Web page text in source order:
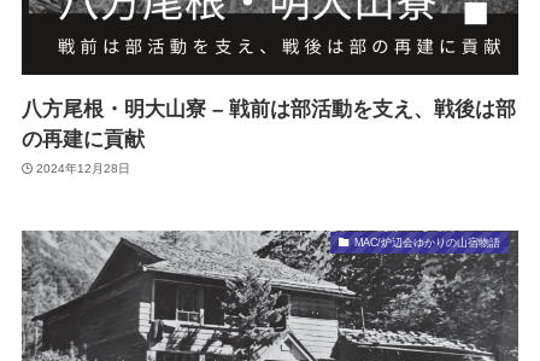
八方尾根・明大山寮 – 戦前は部活動を支え、戦後は部
の再建に貢献
2024年12月28日
MAC/炉辺会ゆかりの山宿物語